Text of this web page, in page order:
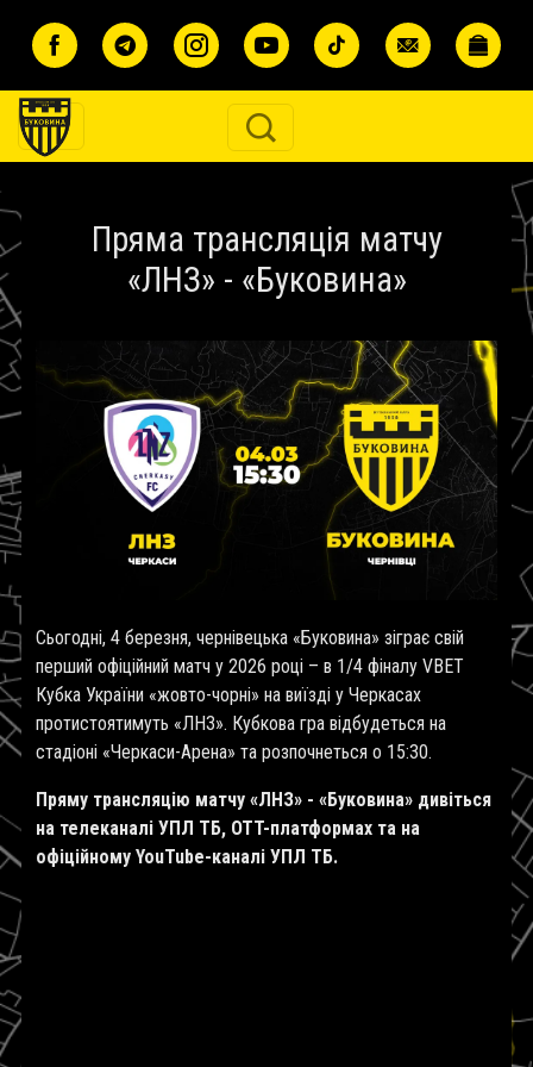
Пряма трансляція матчу
«ЛНЗ» - «Буковина»
Сьогодні, 4 березня, чернівецька «Буковина» зіграє свій
перший офіційний матч у 2026 році – в 1/4 фіналу VBET
Кубка України «жовто-чорні» на виїзді у Черкасах
протистоятимуть «ЛНЗ». Кубкова гра відбудеться на
стадіоні «Черкаси-Арена» та розпочнеться о 15:30.
Пряму трансляцію матчу «ЛНЗ» - «Буковина» дивіться
на телеканалі УПЛ ТБ, OTT-платформах та на
офіційному YouTube-каналі УПЛ ТБ.